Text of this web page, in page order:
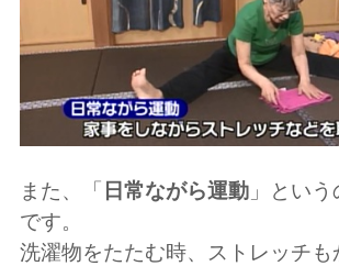
また、「 日常ながら運動」という
です。
洗濯物をたたむ時、ストレッチ